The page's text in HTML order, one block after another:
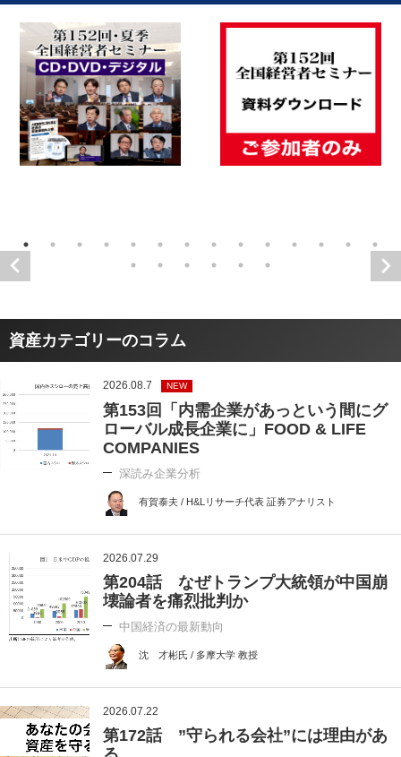
資産カテゴリーのコラム
2026.08.7 NEW
第153回「内需企業があっという間にグ
ローバル成長企業に」FOOD & LIFE
COMPANIES
深読み企業分析
有賀泰夫 / H&Lリサーチ代表 証券アナリスト
2026.07.29
第204話 なぜトランプ大統領が中国崩
壊論者を痛烈批判か
中国経済の最新動向
沈 才彬氏 / 多摩大学 教授
2026.07.22
第172話 ”守られる会社”には理由があ